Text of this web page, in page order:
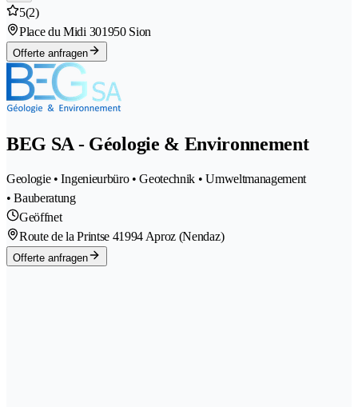
5(2)
Place du Midi 301950 Sion
Offerte anfragen
BEG SA - Géologie & Environnement
Geologie • Ingenieurbüro • Geotechnik • Umweltmanagement
• Bauberatung
Geöffnet
Route de la Printse 41994 Aproz (Nendaz)
Offerte anfragen